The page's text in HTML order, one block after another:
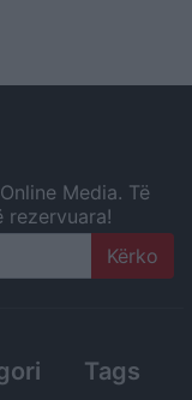
Media. Të
Tags